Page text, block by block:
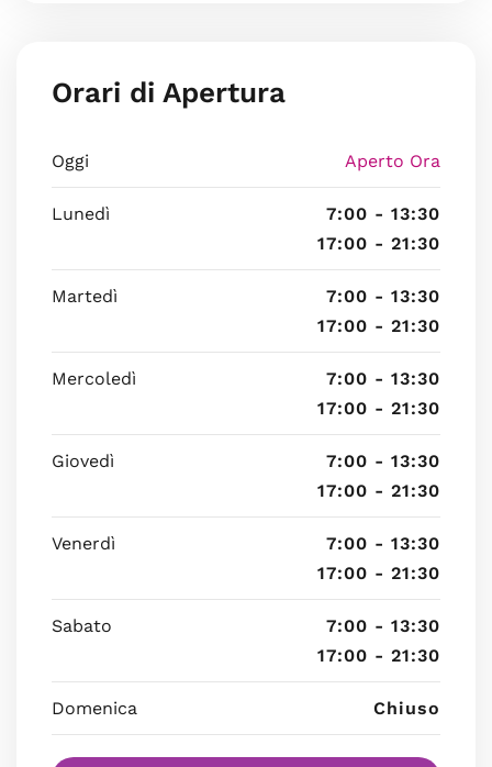
Orari di Apertura
Oggi Aperto Ora
Lunedì
7:00 - 13:30
17:00 - 21:30
Martedì
7:00 - 13:30
17:00 - 21:30
Mercoledì
7:00 - 13:30
17:00 - 21:30
Giovedì
7:00 - 13:30
17:00 - 21:30
Venerdì
7:00 - 13:30
17:00 - 21:30
Sabato
7:00 - 13:30
17:00 - 21:30
Domenica Chiuso